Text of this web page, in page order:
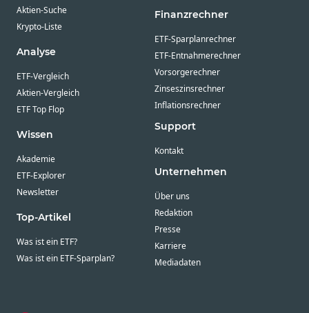
Aktien-Suche
Krypto-Liste
Analyse
ETF-Vergleich
Aktien-Vergleich
ETF Top Flop
Wissen
Akademie
ETF-Explorer
Newsletter
Top-Artikel
Was ist ein ETF?
Was ist ein ETF-Sparplan?
Finanzrechner
ETF-Sparplanrechner
ETF-Entnahmerechner
Vorsorgerechner
Zinseszinsrechner
Inflationsrechner
Support
Kontakt
Unternehmen
Über uns
Redaktion
Presse
Karriere
Mediadaten